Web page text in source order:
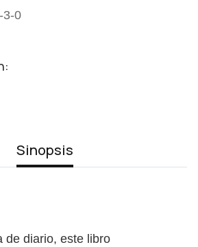
3-0
Sinopsis
de diario, este libro